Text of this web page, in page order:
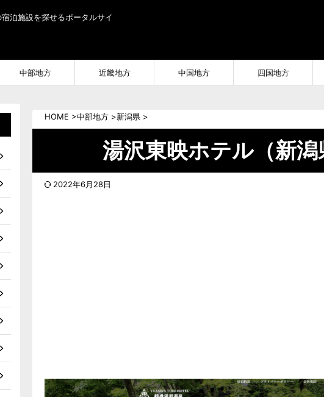
泊施設を探せるポータルサイ
中部地方 近畿地方 中国地方 四国地方
HOME >中部地方 >新潟県 >
湯沢東映ホテル（新
2022年6月28日